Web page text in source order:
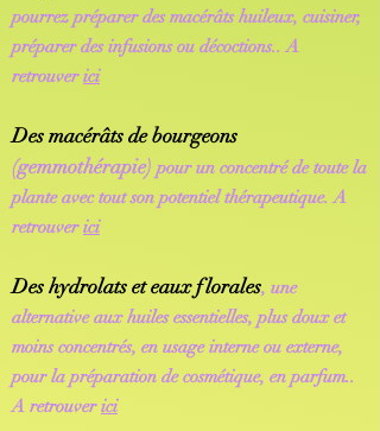
pourrez préparer desmacérâtshuileux, cuisiner,
préparer des infusions ou décoctions.. A
retrouverici
Des macérâts de bourgeons
(gemmothérapie) pour un concentré de toute la
plante avec tout son potentiel thérapeutique. A
retrouverici
Des hydrolats et eaux florales, une
alternative aux huiles essentielles, plus doux et
moins concentrés, en usage interne ou externe,
pour la préparation de cosmétique, en parfum..
A retrouver ici